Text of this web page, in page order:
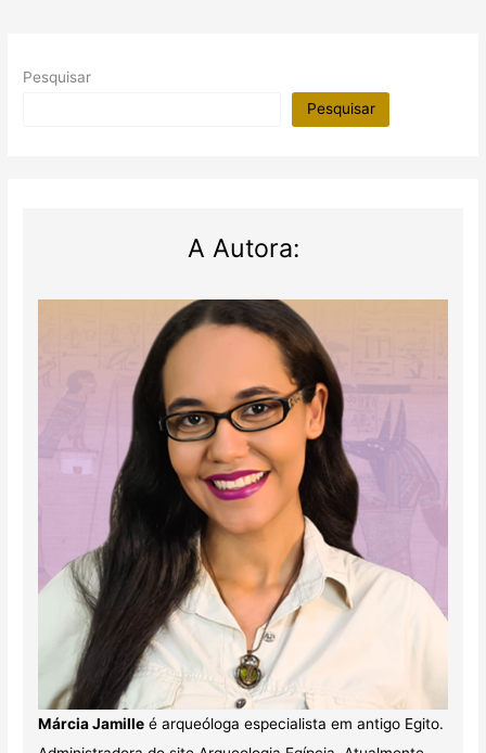
de
Pesquisar
Pesquisar
A Autora:
Márcia Jamilleé arqueóloga especialista em antigo Egito.